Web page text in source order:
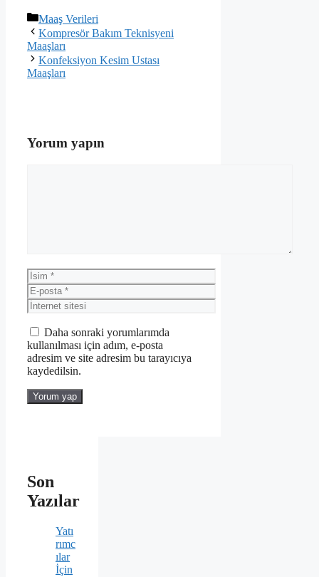
Kategoriler
Maaş Verileri
Kompresör Bakım Teknisyeni
Maaşları
Konfeksiyon Kesim Ustası
Maaşları
Yorum yapın
İsim
E-
posta
İnternet
sitesi
Daha sonraki yorumlarımda
kullanılması için adım, e-posta
adresim ve site adresim bu tarayıcıya
kaydedilsin.
Son
Yazılar
Yatı
rımc
ılar
İçin